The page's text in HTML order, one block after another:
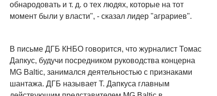
обнародовать и т. д. о тех людях, которые на тот
момент были у власти", - сказал лидер "аграриев".
В письме ДГБ КНБО говорится, что журналист Томас
Дапкус, будучи посредником руководства концерна
MG Baltic, занимался деятельностью с признаками
шантажа. ДГБ называет Т. Дапкуса главным